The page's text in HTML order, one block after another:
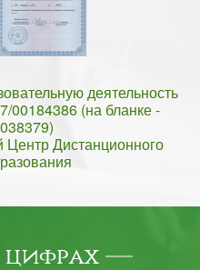
деятельность
(на бланке -
038379)
Дистанционного
цифрах